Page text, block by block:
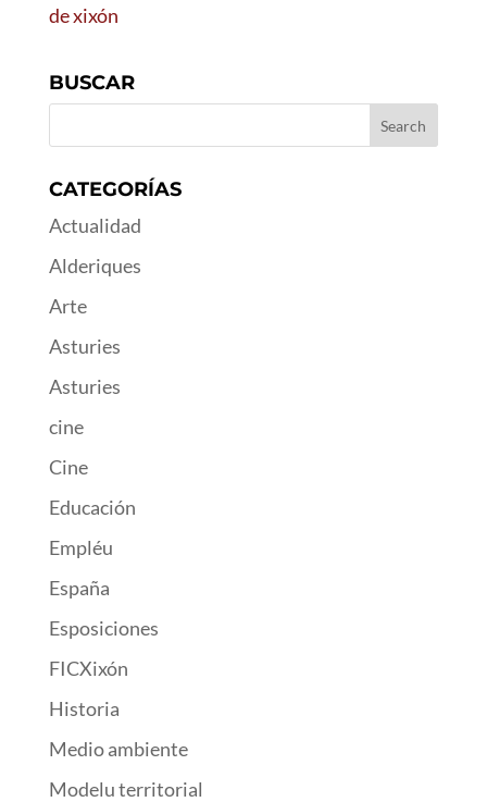
BUSCAR
CATEGORÍAS
Actualidad
Alderiques
Arte
Asturies
Asturies
cine
Cine
Educación
Empléu
España
Esposiciones
FICXixón
Historia
Medio ambiente
Modelu territorial